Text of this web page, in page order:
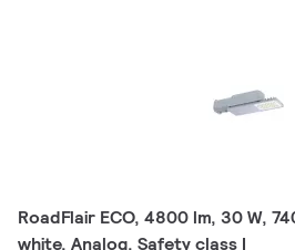
RoadFlair ECO, 4800 lm, 30 W,
white, Analog, Safety class I